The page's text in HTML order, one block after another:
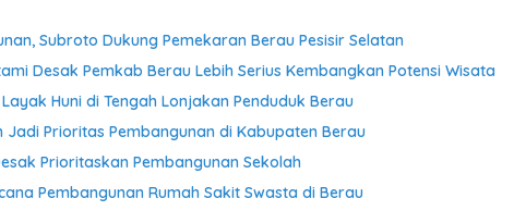
Subroto Dukung Pemekaran Berau Pesisir Selatan
Desak Pemkab Berau Lebih Serius Kembangkan Potensi Wisata
Huni di Tengah Lonjakan Penduduk Berau
Prioritas Pembangunan di Kabupaten Berau
Prioritaskan Pembangunan Sekolah
Pembangunan Rumah Sakit Swasta di Berau